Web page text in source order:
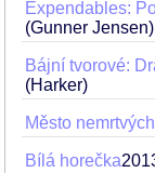
Expendables:
(Gunner Jensen)
Bájní tvorové:
(Harker)
Město nemrtvých
Bílá horečka